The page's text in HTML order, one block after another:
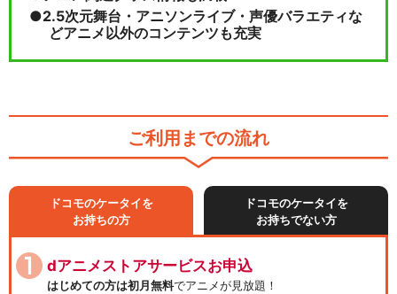
2.5次元舞台・アニソンライブ・声優バラエティな
どアニメ以外のコンテンツも充実
ご利用までの流れ
ドコモのケータイを
お持ちの方
ドコモのケータイを
お持ちでない方
dアニメストアサービスお申込
はじめての方は初月無料でアニメが見放題！